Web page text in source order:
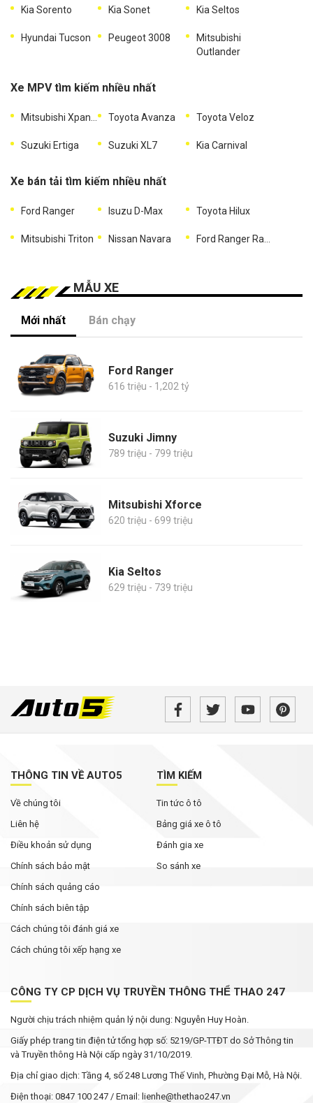
Kia Sorento Kia Sonet Kia Seltos
Hyundai Tucson Peugeot 3008
Mitsubishi
Outlander
Xe MPV tìm kiếm nhiều nhất
Toyota Avanza Toyota Veloz
Suzuki Ertiga Suzuki XL7 Kia Carnival
Xe bán tải tìm kiếm nhiều nhất
Ford Ranger Isuzu D-Max Toyota Hilux
Mitsubishi Triton Nissan Navara
MẪU XE
Mới nhất Bán chạy
Ford Ranger
616 triệu - 1,202 tỷ
Suzuki Jimny
789 triệu - 799 triệu
Mitsubishi Xforce
620 triệu - 699 triệu
Kia Seltos
629 triệu - 739 triệu
THÔNG TIN VỀ AUTO5
Về chúng tôi
Liên hệ
Điều khoản sử dụng
Chính sách bảo mật
Chính sách quảng cáo
Chính sách biên tập
Cách chúng tôi đánh giá xe
Cách chúng tôi xếp hạng xe
TÌM KIẾM
Tin tức ô tô
Bảng giá xe ô tô
Đánh gia xe
So sánh xe
CÔNG TY CP DỊCH VỤ TRUYỀN THÔNG THỂ THAO 247
Người chịu trách nhiệm quản lý nội dung: Nguyễn Huy Hoàn.
Giấy phép trang tin điện tử tổng hợp số: 5219/GP-TTĐT do Sở Thông tin
và Truyền thông Hà Nội cấp ngày 31/10/2019.
Địa chỉ giao dịch: Tầng 4, số 248 Lương Thế Vinh, Phường Đại Mỗ, Hà Nội.
Điện thoại: 0847 100 247 / Email: lienhe@thethao247.vn